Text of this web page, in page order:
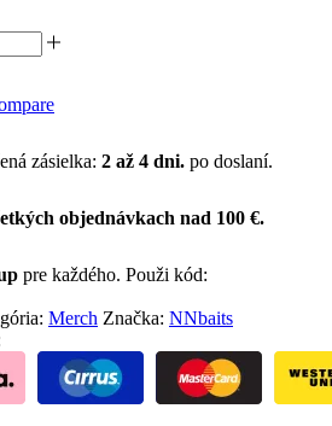
zásielka: 2 až 4 dni. po doslaní.
objednávkach nad 100 €.
pre každého. Použi kód:
Merch Značka: NNbaits